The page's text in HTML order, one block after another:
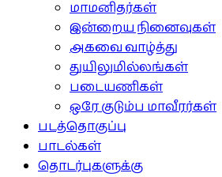
மாமனிதர்கள்
இன்றைய நினைவுகள்
அகவை வாழ்த்து
துயிலுமில்லங்கள்
படையணிகள்
ஒரே குடும்ப மாவீரர்கள்
படத்தொகுப்பு
பாடல்கள்
தொடர்புகளுக்கு